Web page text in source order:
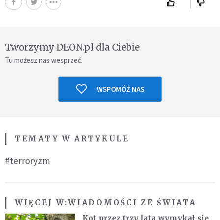
Tworzymy DEON.pl dla Ciebie
Tu możesz nas wesprzeć.
WSPOMÓŻ NAS
TEMATY W ARTYKULE
#terroryzm
WIĘCEJ W:WIADOMOŚCI ZE ŚWIATA